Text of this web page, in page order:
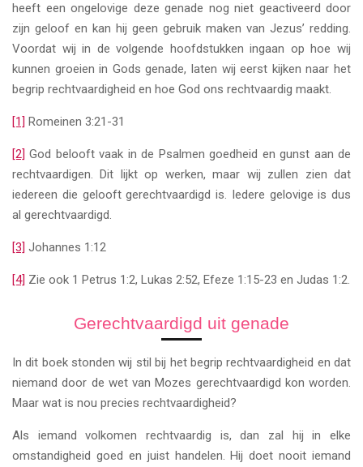
heeft een ongelovige deze genade nog niet geactiveerd door
zijn geloof en kan hij geen gebruik maken van Jezus’ redding.
Voordat wij in de volgende hoofdstukken ingaan op hoe wij
kunnen groeien in Gods genade, laten wij eerst kijken naar het
begrip rechtvaardigheid en hoe God ons rechtvaardig maakt.
[1] Romeinen 3:21-31
[2] God belooft vaak in de Psalmen goedheid en gunst aan de
rechtvaardigen. Dit lijkt op werken, maar wij zullen zien dat
iedereen die gelooft gerechtvaardigd is. Iedere gelovige is dus
al gerechtvaardigd.
[3] Johannes 1:12
[4] Zie ook 1 Petrus 1:2, Lukas 2:52, Efeze 1:15-23 en Judas 1:2.
Gerechtvaardigd uit genade
In dit boek stonden wij stil bij het begrip rechtvaardigheid en dat
niemand door de wet van Mozes gerechtvaardigd kon worden.
Maar wat is nou precies rechtvaardigheid?
Als iemand volkomen rechtvaardig is, dan zal hij in elke
omstandigheid goed en juist handelen. Hij doet nooit iemand